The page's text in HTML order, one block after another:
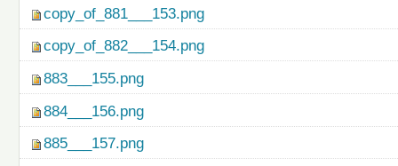
copy_of_881___153.png
copy_of_882___154.png
883___155.png
884___156.png
885___157.png